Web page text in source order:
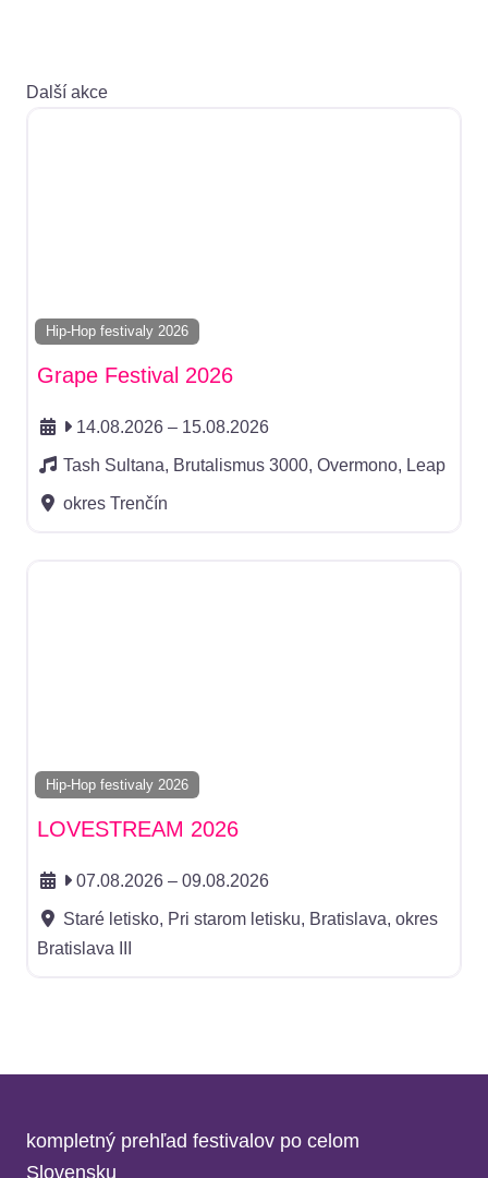
Další akce
Hip-Hop festivaly 2026
Grape Festival 2026
14.08.2026 – 15.08.2026
Tash Sultana, Brutalismus 3000, Overmono, Leap
okres Trenčín
Hip-Hop festivaly 2026
LOVESTREAM 2026
07.08.2026 – 09.08.2026
Staré letisko, Pri starom letisku, Bratislava, okres
Bratislava III
kompletný prehľad festivalov po celom
Slovensku